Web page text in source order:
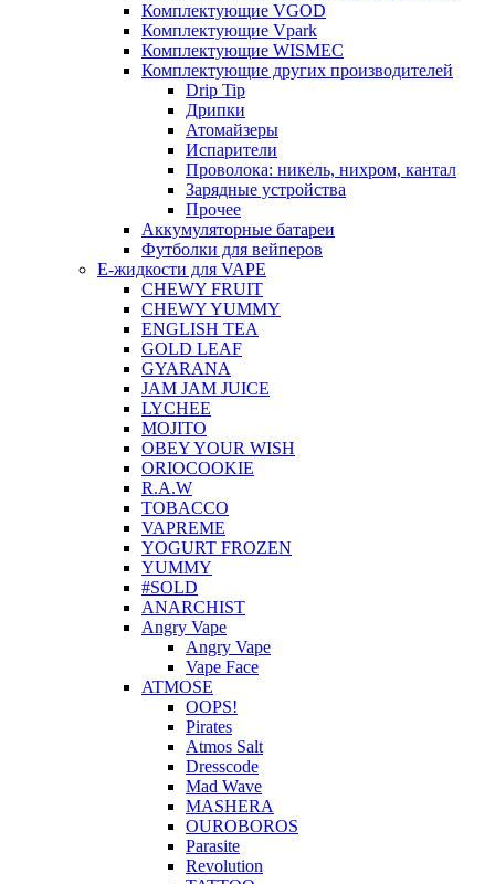
Комплектующие VGOD
Комплектующие Vpark
Комплектующие WISMEC
Комплектующие других производителей
Drip Tip
Дрипки
Атомайзеры
Испарители
Проволока: никель, нихром, кантал
Зарядные устройства
Прочее
Аккумуляторные батареи
Футболки для вейперов
Е-жидкости для VAPE
CHEWY FRUIT
CHEWY YUMMY
ENGLISH TEA
GOLD LEAF
GYARANA
JAM JAM JUICE
LYCHEE
MOJITO
OBEY YOUR WISH
ORIOCOOKIE
R.A.W
TOBACCO
VAPREME
YOGURT FROZEN
YUMMY
#SOLD
ANARCHIST
Angry Vape
Angry Vape
Vape Face
ATMOSE
OOPS!
Pirates
Atmos Salt
Dresscode
Mad Wave
MASHERA
OUROBOROS
Parasite
Revolution